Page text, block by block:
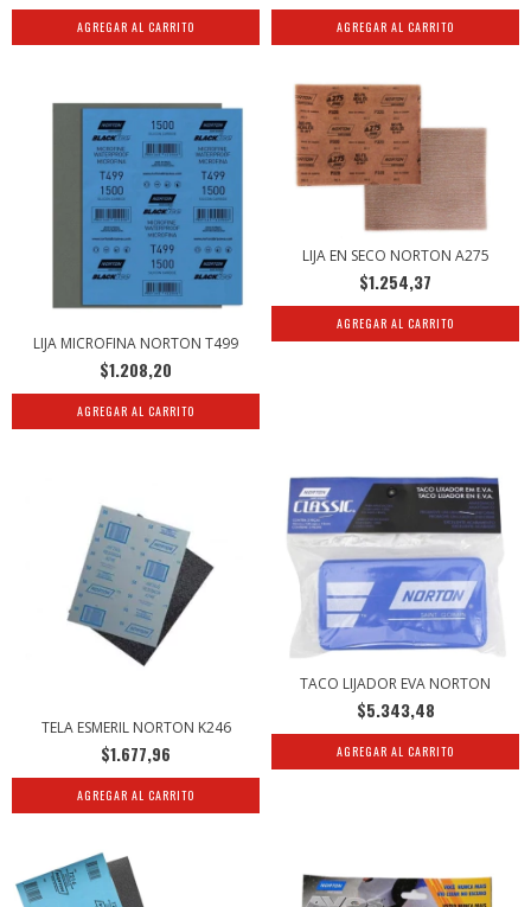
AGREGAR AL CARRITO AGREGAR AL CARRITO
LIJA MICROFINA NORTON T499
$1.208,20
AGREGAR AL CARRITO
LIJA EN SECO NORTON A275
$1.254,37
AGREGAR AL CARRITO
TELA ESMERIL NORTON K246
$1.677,96
AGREGAR AL CARRITO
TACO LIJADOR EVA NORTON
$5.343,48